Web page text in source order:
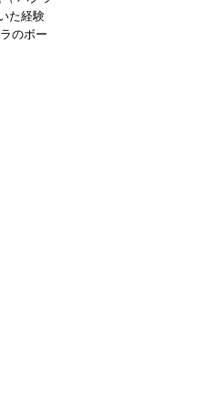
た経験
のボー